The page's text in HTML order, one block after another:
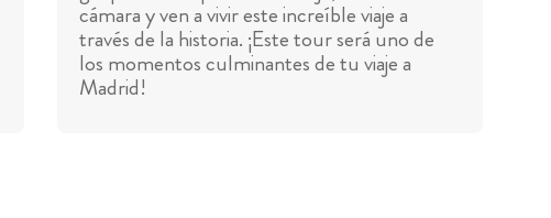
cámara y ven a vivir este increíble viaje a
través de la historia. ¡Este tour será uno de
los momentos culminantes de tu viaje a
Madrid!